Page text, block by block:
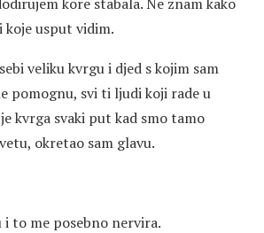
koje usput vidim.
veliku kvrgu i djed s kojim sam
pomognu, svi ti ljudi koji rade u
kvrga svaki put kad smo tamo
okretao sam glavu.
i to me posebno nervira.